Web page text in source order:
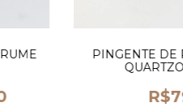
PINGENTE DE